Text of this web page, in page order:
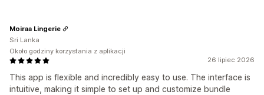
26 lipiec 2026
This app is flexible and incredibly easy to use. The interface is
intuitive, making it simple to set up and customize bundle
Moiraa Lingerie
Sri Lanka
Około godziny korzystania z aplikacji